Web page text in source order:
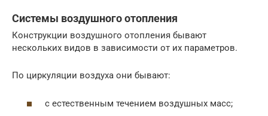
Системы воздушного отопления
Конструкции воздушного отопления бывают
нескольких видов в зависимости от их параметров.
По циркуляции воздуха они бывают:
с естественным течением воздушных масс;